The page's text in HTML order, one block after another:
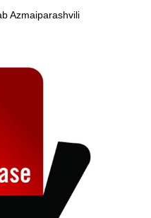
Azmaiparashvili